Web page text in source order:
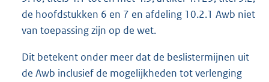
de hoofdstukken 6 en 7 en afdeling 10.2.1 Awb niet
van toepassing zijn op de wet.
Dit betekent onder meer dat de beslistermijnen uit
de Awb inclusief de mogelijkheden tot verlenging